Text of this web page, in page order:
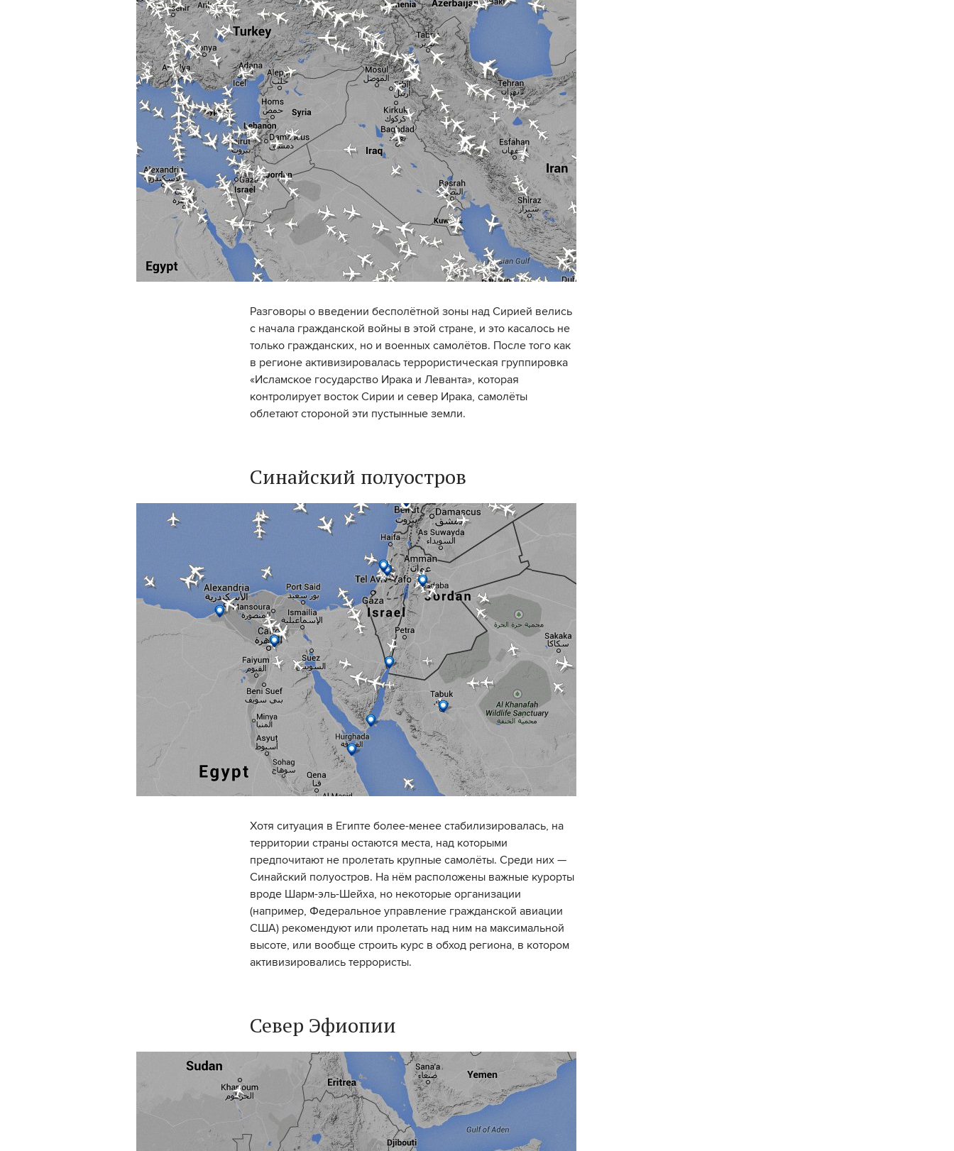
Разговоры о введении бесполётной зоны над Сирией велись
с начала гражданской войны в этой стране, и это касалось не
только гражданских, но и военных самолётов. После того как
в регионе активизировалась террористическая группировка
«Исламское государство Ирака и Леванта», которая
контролирует восток Сирии и север Ирака, самолёты
облетают стороной эти пустынные земли.
Синайский полуостров
Хотя ситуация в Египте более-менее стабилизировалась, на
территории страны остаются места, над которыми
предпочитают не пролетать крупные самолёты. Среди них —
Синайский полуостров. На нём расположены важные курорты
вроде Шарм-эль-Шейха, но некоторые организации
(например, Федеральное управление гражданской авиации
США) рекомендуют или пролетать над ним на максимальной
высоте, или вообще строить курс в обход региона, в котором
активизировались террористы.
Север Эфиопии